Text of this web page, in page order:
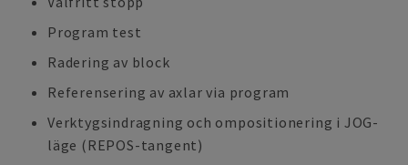
Program test
Radering av block
Referensering av axlar via program
Verktygsindragning och ompositionering i JOG-
läge (REPOS-tangent)